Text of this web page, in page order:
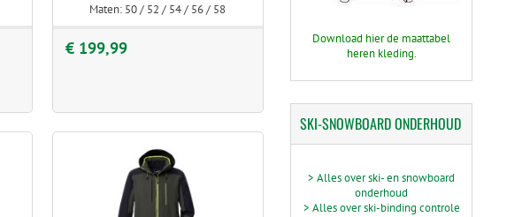
Maten: 50 / 52 / 54 / 56 / 58
€ 199,99
Download hier de maattabel
heren kleding.
SKI-SNOWBOARDONDERHOUD
> Alles over ski- en snowboard
onderhoud
> Alles over ski-binding controle